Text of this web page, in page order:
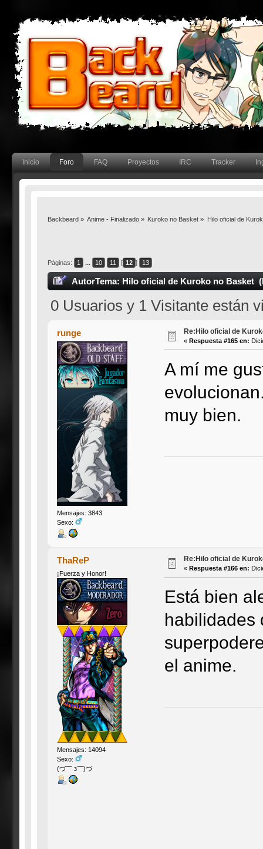
Inicio Foro FAQ Proyectos IRC Tracker
Backbeard» Anime - Finalizado » Kuroko no Basket » Hilo oficial de
Páginas: 1 ... 10 11 [ 12 ] 13
AutorTema: Hilo oficial de Kuroko no Basket
0 Usuarios y 1 Visitante están
runge
Mensajes: 3843
Sexo:
Re:Hilo oficial de
« Respuesta #165 en:
A mí me
muy bien.
ThaReP
¡Fuerza y Honor!
Mensajes: 14094
Sexo:
(づ￣ з￣)づ
Re:Hilo oficial de
« Respuesta #166 en:
Está bien
habilidades
el anime.